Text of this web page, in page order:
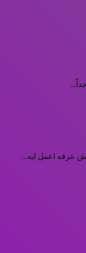
عرفه اعمل ايه...